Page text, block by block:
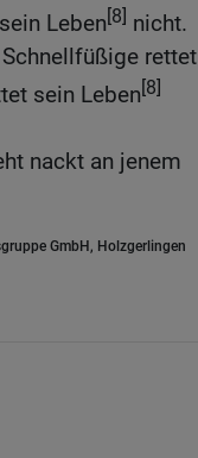
Leben[8] nicht.
rettet
sein Leben[8]
nackt an jenem
GmbH, Holzgerlingen